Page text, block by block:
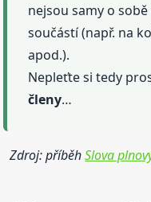
nejsou samy o
součástí (např. na
apod.).
Nepleťte si tedy
členy…
Zdroj: příběhSlova